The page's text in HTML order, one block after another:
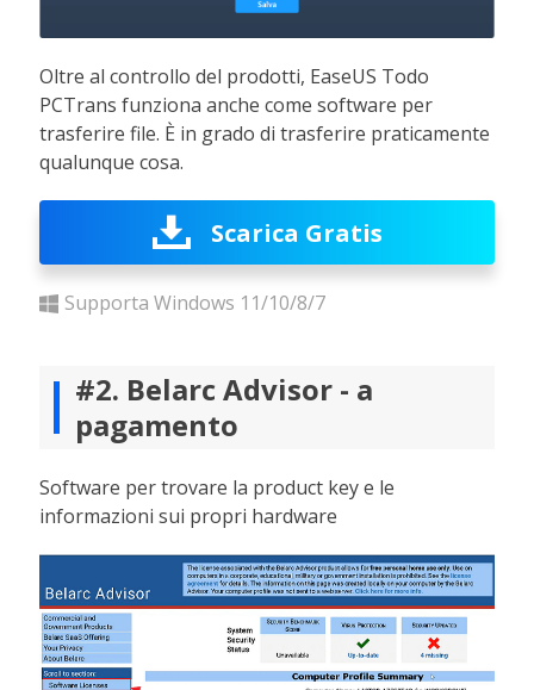
Oltre al controllo del prodotti, EaseUS Todo
PCTrans funziona anche come software per
trasferire file. È in grado di trasferire praticamente
qualunque cosa.
Scarica Gratis
Supporta Windows 11/10/8/7
#2. Belarc Advisor - a
pagamento
Software per trovare la product key e le
informazioni sui propri hardware